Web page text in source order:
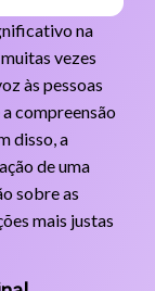
na
vezes
às pessoas
compreensão
disso, a
de uma
sobre as
mais justas